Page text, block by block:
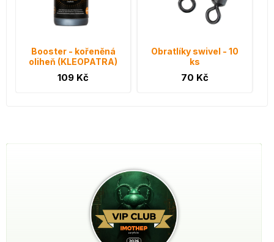
Booster - kořeněná
oliheň (KLEOPATRA)
109 Kč
Obratlíky swivel - 10
ks
70 Kč